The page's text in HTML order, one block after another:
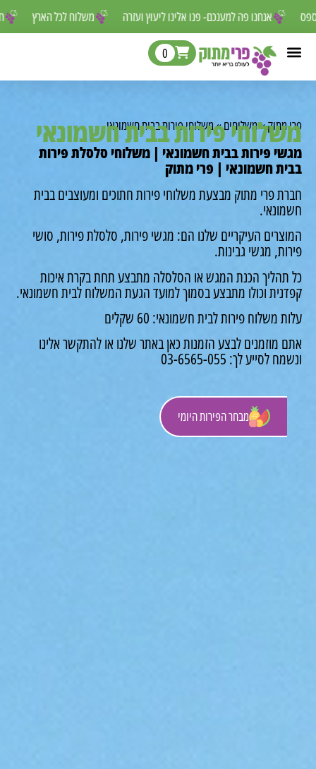
משלוח לכל הארץ אנחנו פה למענכם- פנו אלינו ליעוץ ועזרה לפספס
מבחר הפירות היומי
0
»משלוחים»משלוחי פירות בבית חשמונאי
פירות בבית חשמונאי
פירות בבית חשמונאי | משלוחי סלסלת פירות
חשמונאי | פרי מתוק
פרי מתוק מבצעת משלוחי פירות חתוכים ומעוצבים בבית
העיקריים שלנו הם: מגשי פירות, סלסלת פירות, סושי
מגשי גבינות.
הכנת המגש או הסלסלה מתבצע תחת בקרת איכות
וכולו מתבצע בסמוך למועד הגעת המשלוח לבית חשמונאי.
משלוח פירות לבית חשמונאי: 60 שקלים
מוזמנים לבצע הזמנות כאן באתר שלנו או להתקשר אלינו
לך: 03-6565-055